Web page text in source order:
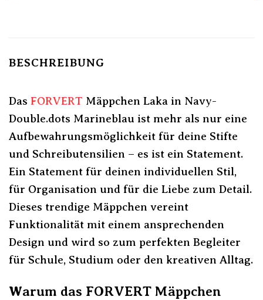
BESCHREIBUNG
Das FORVERT Mäppchen Laka in Navy-
Double.dots Marineblau ist mehr als nur eine
Aufbewahrungsmöglichkeit für deine Stifte
und Schreibutensilien – es ist ein Statement.
Ein Statement für deinen individuellen Stil,
für Organisation und für die Liebe zum Detail.
Dieses trendige Mäppchen vereint
Funktionalität mit einem ansprechenden
Design und wird so zum perfekten Begleiter
für Schule, Studium oder den kreativen Alltag.
Warum das FORVERT Mäppchen